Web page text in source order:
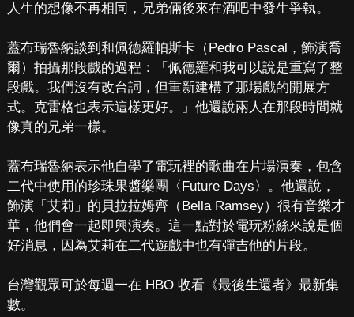
人生的想像不再相同，兄弟倆後來在酒吧中發生爭執。
蓋布瑞魯納談到和佩德羅帕斯卡（Pedro Pascal，飾演喬
爾）拍攝那段戲的過程：「佩德羅和我可以說是重寫了整
段戲。我們沒有改台詞，但重新建構了那場戲的開展方
式。克雷格也表示這樣更好。」他還說兩人在那段時間就
像真的兄弟一樣。
蓋布瑞魯納表示他自學了電玩裡的歌曲在片場演奏，包含
二代中使用的珍珠果醬樂團〈Future Days〉。他還說，
飾演「艾莉」的貝拉拉姆齊（Bella Ramsey）很有音樂才
華，他們會一起即興演奏。這一點對於電玩粉絲來說是個
好消息，因為艾莉在二代遊戲中也有彈吉他的片段。
台灣觀眾可於每週一在 HBO 收看《最後生還者》最新集
數。